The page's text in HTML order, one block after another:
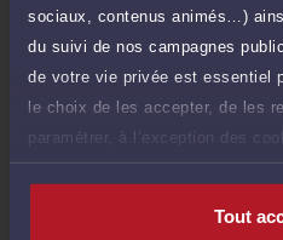
sociaux, contenus animés…)
du suivi de nos campagnes
de votre vie privée est essentiel
le choix de les accepter, de les
paramétrer, à l’exception des
nécessaires au fonctionnement
Tout
Maître LE MEIGNEN met
de chacun de ses clients
expertise juridique, rigueur et confidentialité
traitement de leur dossier.
Voir
Compétences